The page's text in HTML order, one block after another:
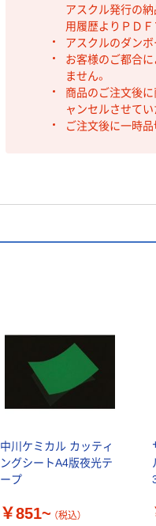
アスクル発行の納
用履歴よりＰＤＦ
アスクルのダン
お客様のご都合に
ません。
商品のご注文後
ャンセルさせてい
ご注文後に一時品
中川ケミカル カッティ
ングシートA4版夜光テ
ープ
￥851~ （税込）